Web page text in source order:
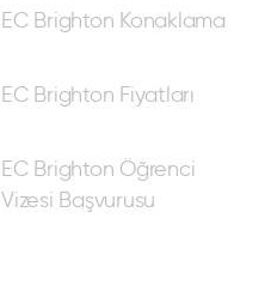
EC Brighton Konaklama
EC Brighton Fiyatları
EC Brighton Öğrenci
Vizesi Başvurusu